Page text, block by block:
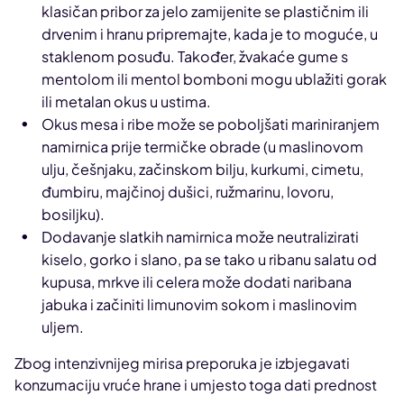
klasičan pribor za jelo zamijenite se plastičnim ili
drvenim i hranu pripremajte, kada je to moguće, u
staklenom posuđu. Također, žvakaće gume s
mentolom ili mentol bomboni mogu ublažiti gorak
ili metalan okus u ustima.
Okus mesa i ribe može se poboljšati mariniranjem
namirnica prije termičke obrade (u maslinovom
ulju, češnjaku, začinskom bilju, kurkumi, cimetu,
đumbiru, majčinoj dušici, ružmarinu, lovoru,
bosiljku).
Dodavanje slatkih namirnica može neutralizirati
kiselo, gorko i slano, pa se tako u ribanu salatu od
kupusa, mrkve ili celera može dodati naribana
jabuka i začiniti limunovim sokom i maslinovim
uljem.
Zbog intenzivnijeg mirisa preporuka je izbjegavati
konzumaciju vruće hrane i umjesto toga dati prednost